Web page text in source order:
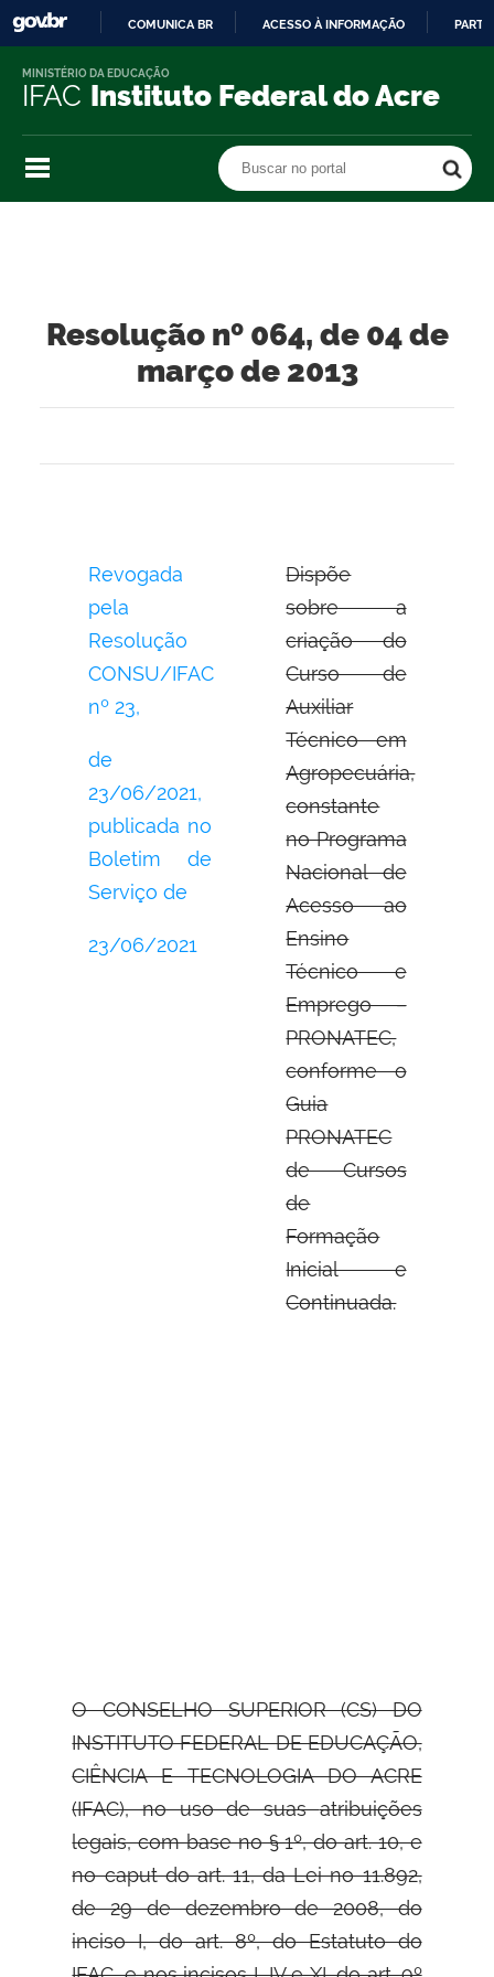
O
COMUNICA BR ACESSO À INFORMAÇÃO
IFAC Instituto Federal do Acre
MINISTÉRIO DA EDUCAÇÃO
Buscar no portal
Resolução nº 064, de 04 de
março de 2013
Revogada
pela
Resolução
CONSU/IFAC
nº 23,
de
23/06/2021,
publicada no
Boletim de
Serviço de
23/06/2021
Dispõe
sobre a
criação do
Curso de
Auxiliar
Técnico em
Agropecuária,
constante
no Programa
Nacional de
Acesso ao
Ensino
Técnico e
Emprego –
PRONATEC,
conforme o
Guia
PRONATEC
de Cursos
de
Formação
Inicial e
Continuada.
O CONSELHO SUPERIOR (CS) DO
INSTITUTO FEDERAL DE EDUCAÇÃO,
CIÊNCIA E TECNOLOGIA DO ACRE
(IFAC), no uso de suasatribuições
legais, com base no § 1º, do art. 10, e
no caput do art. 11, da Lei no 11.892,
de 29 de dezembro de 2008, do
inciso I, do art. 8º, do Estatuto do